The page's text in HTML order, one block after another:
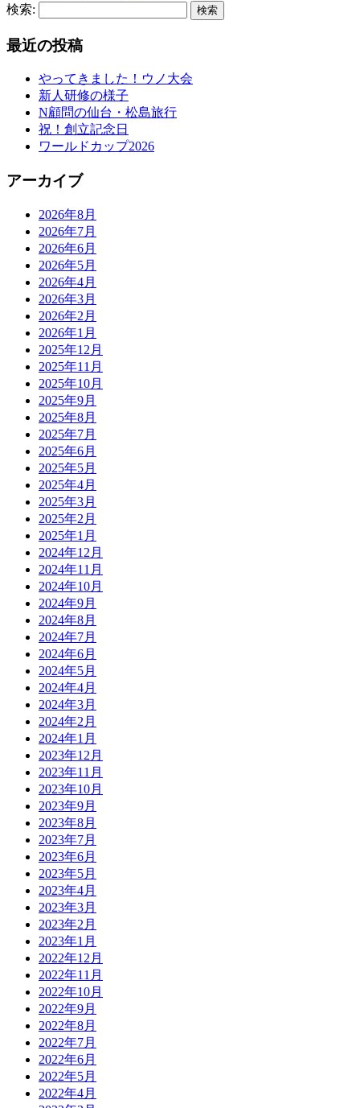
検索:
最近の投稿
やってきました！ウノ大会
新人研修の様子
N顧問の仙台・松島旅行
祝！創立記念日
ワールドカップ2026
アーカイブ
2026年8月
2026年7月
2026年6月
2026年5月
2026年4月
2026年3月
2026年2月
2026年1月
2025年12月
2025年11月
2025年10月
2025年9月
2025年8月
2025年7月
2025年6月
2025年5月
2025年4月
2025年3月
2025年2月
2025年1月
2024年12月
2024年11月
2024年10月
2024年9月
2024年8月
2024年7月
2024年6月
2024年5月
2024年4月
2024年3月
2024年2月
2024年1月
2023年12月
2023年11月
2023年10月
2023年9月
2023年8月
2023年7月
2023年6月
2023年5月
2023年4月
2023年3月
2023年2月
2023年1月
2022年12月
2022年11月
2022年10月
2022年9月
2022年8月
2022年7月
2022年6月
2022年5月
2022年4月